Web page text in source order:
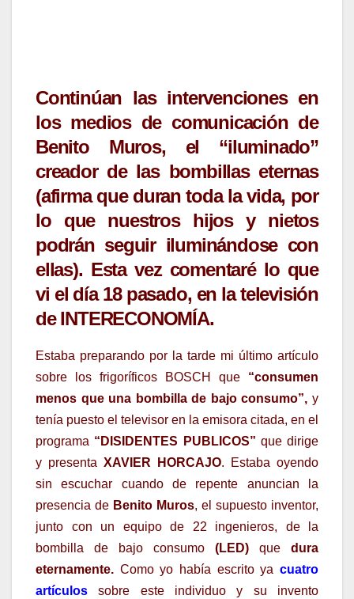
Continúan las intervenciones en
los medios de comunicación de
Benito Muros, el “iluminado”
creador de las bombillas eternas
(afirma que duran toda la vida, por
lo que nuestros hijos y nietos
podrán seguir iluminándose con
ellas). Esta vez comentaré lo que
vi el día 18 pasado, en la televisión
deINTERECONOMÍA.
Estaba preparando por la tarde mi último artículo
sobre los frigoríficos BOSCH que “consumen
menos que una bombilla de bajo consumo”, y
tenía puesto el televisor en la emisora citada, en el
programa “DISIDENTES PUBLICOS” que dirige
y presenta XAVIER HORCAJO. Estaba oyendo
sin escuchar cuando de repente anuncian la
presencia de Benito Muros, el supuesto inventor,
junto con un equipo de 22 ingenieros, de la
bombilla de bajo consumo (LED) que dura
eternamente. Como yo había escrito ya cuatro
artículos sobre este individuo y su invento